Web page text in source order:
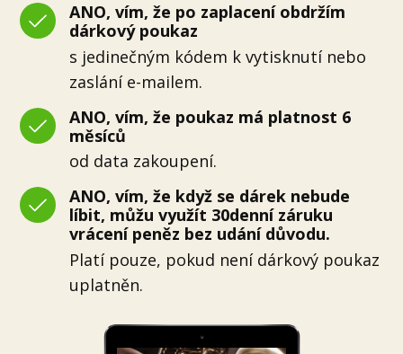
ANO, vím, že po zaplacení obdržím
dárkový poukaz
s jedinečným kódem k vytisknutí nebo
zaslání e-mailem.
ANO, vím, že poukaz má platnost 6
měsíců
od data zakoupení.
ANO, vím, že když se dárek nebude
líbit, můžu využít 30denní záruku
vrácení peněz bez udání důvodu.
Platí pouze, pokud není dárkový poukaz
uplatněn.